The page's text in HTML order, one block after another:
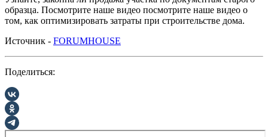
образца. Посмотрите наше видео посмотрите наше видео о
том, как оптимизировать затраты при строительстве дома.
Источник - FORUMHOUSE
Поделиться: